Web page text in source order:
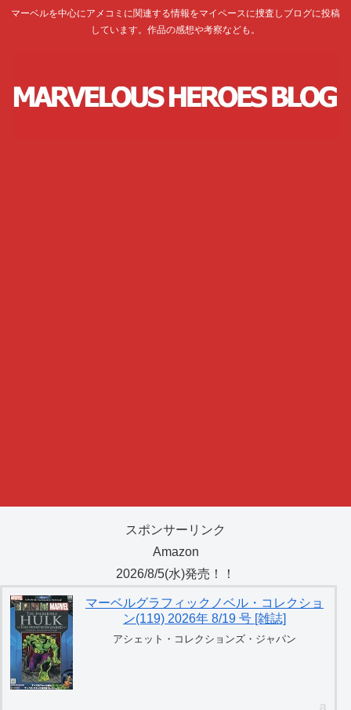
マーベルを中心にアメコミに関連する情報をマイペースに捜査しブログに投稿
しています。作品の感想や考察なども。
スポンサーリンク
Amazon
2026/8/5(水)発売！！
マーベルグラフィックノベル・コレクショ
ン(119) 2026年 8/19 号 [雑誌]
アシェット・コレクションズ・ジャパン